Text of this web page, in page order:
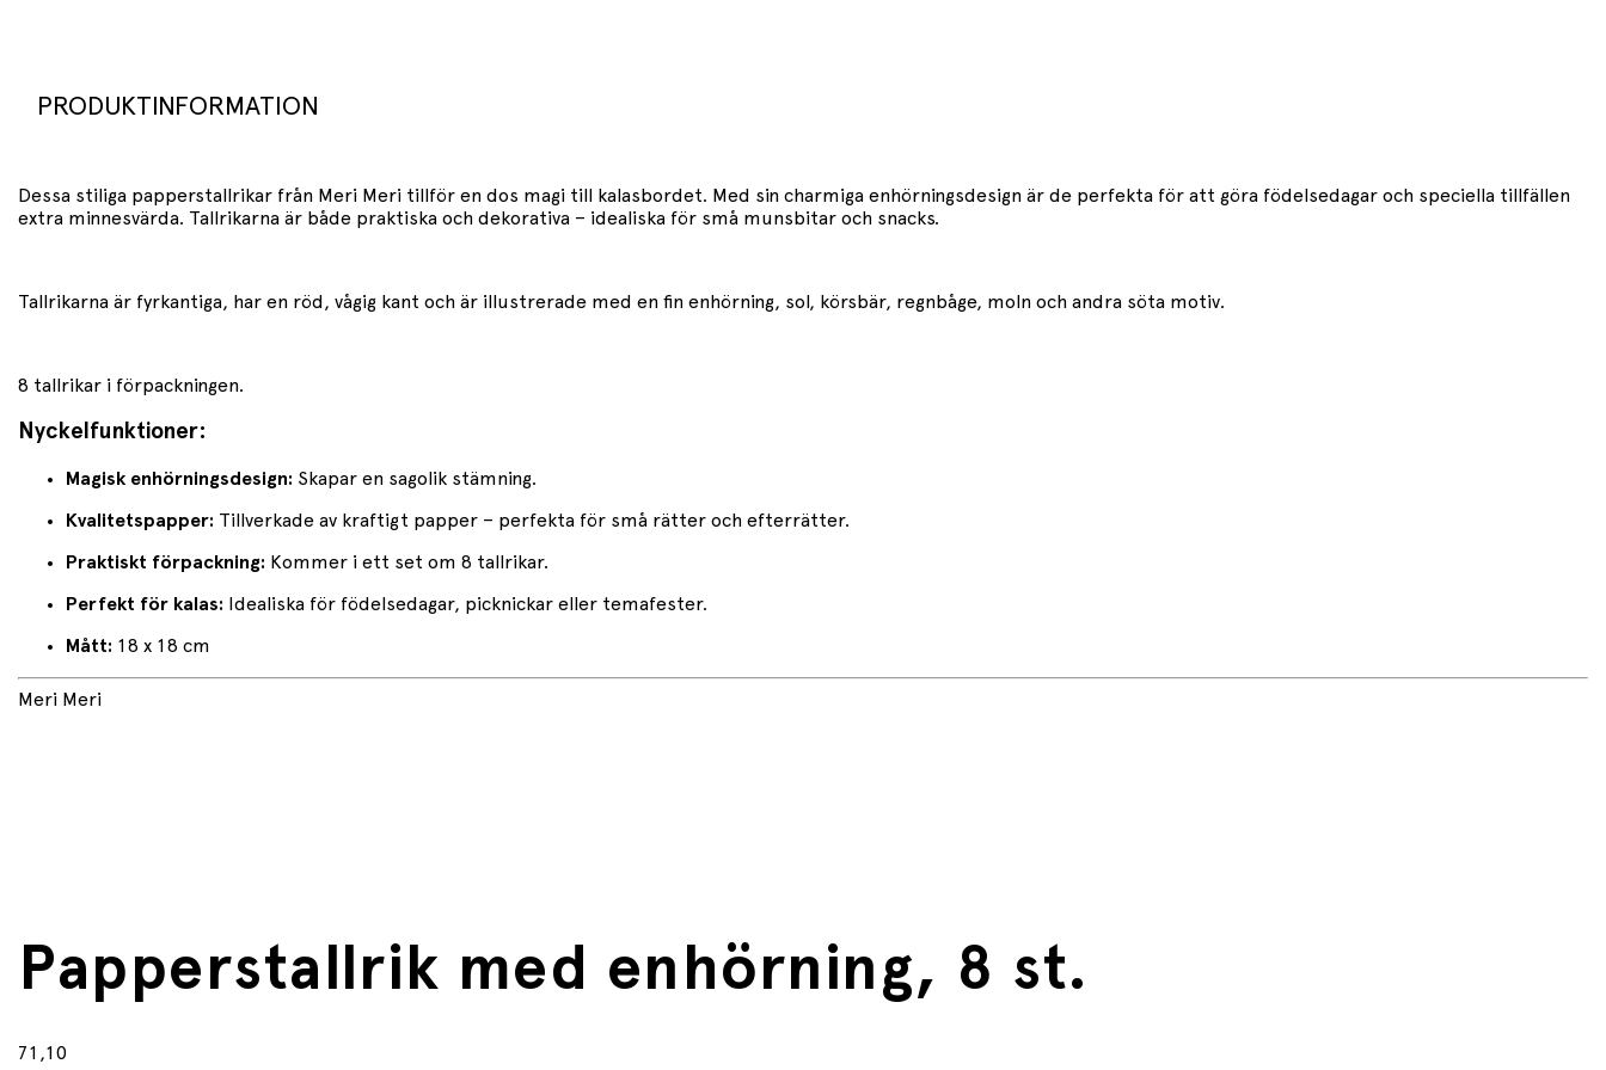
PRODUKTINFORMATION
Dessa stiliga papperstallrikar från Meri Meri tillför en dos magi till kalasbordet. Med sin charmiga enhörningsdesign är de perfekta för att göra födelsedagar och speciella tillfällen
extra minnesvärda. Tallrikarna är både praktiska och dekorativa – idealiska för små munsbitar och snacks.
Tallrikarna är fyrkantiga, har en röd, vågig kant och är illustrerade med en fin enhörning, sol, körsbär, regnbåge, moln och andra söta motiv.
8 tallrikar i förpackningen.
Nyckelfunktioner:
Magisk enhörningsdesign: Skapar en sagolik stämning.
Kvalitetspapper: Tillverkade av kraftigt papper – perfekta för små rätter och efterrätter.
Praktiskt förpackning: Kommer i ett set om 8 tallrikar.
Perfekt för kalas: Idealiska för födelsedagar, picknickar eller temafester.
Mått: 18 x 18 cm
Meri Meri
Papperstallrik med enhörning, 8 st.
71,10